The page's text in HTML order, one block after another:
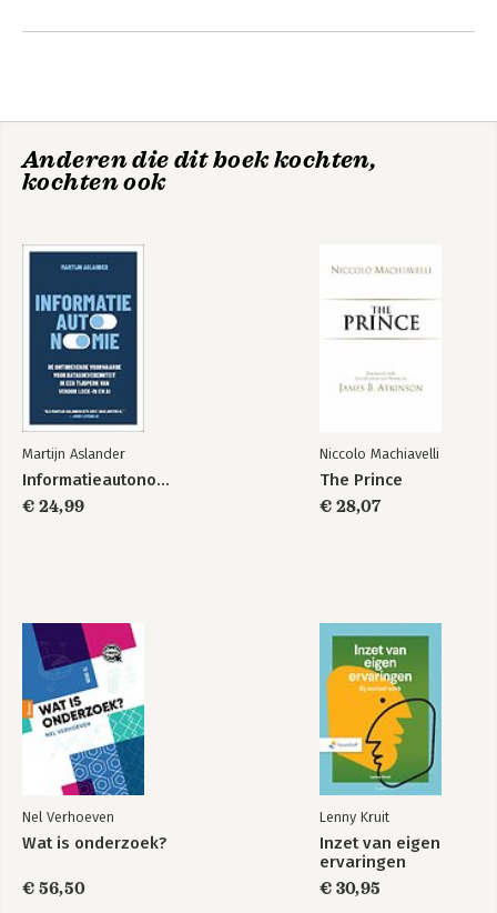
Anderen die dit boek kochten,
kochten ook
Martijn Aslander
Informatieautonomie
€ 24,99
Niccolo Machiavelli
The Prince
€ 28,07
Nel Verhoeven
Wat is onderzoek?
€ 56,50
Lenny Kruit
Inzet van eigen
ervaringen
€ 30,95